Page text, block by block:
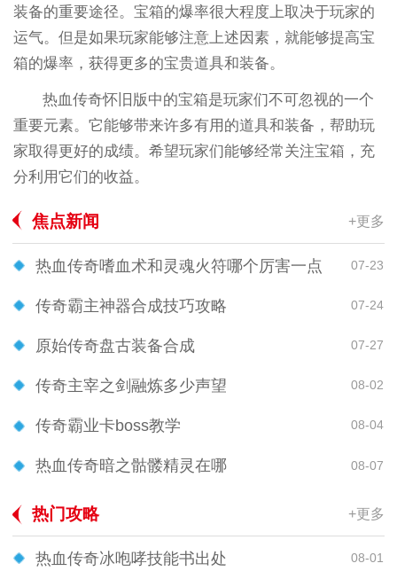
装备的重要途径。宝箱的爆率很大程度上取决于玩家的
运气。但是如果玩家能够注意上述因素，就能够提高宝
箱的爆率，获得更多的宝贵道具和装备。
热血传奇怀旧版中的宝箱是玩家们不可忽视的一个
重要元素。它能够带来许多有用的道具和装备，帮助玩
家取得更好的成绩。希望玩家们能够经常关注宝箱，充
分利用它们的收益。
焦点新闻 +更多
热血传奇嗜血术和灵魂火符哪个厉害一点 07-23
传奇霸主神器合成技巧攻略 07-24
原始传奇盘古装备合成 07-27
传奇主宰之剑融炼多少声望 08-02
传奇霸业卡boss教学 08-04
热血传奇暗之骷髅精灵在哪 08-07
热门攻略 +更多
热血传奇冰咆哮技能书出处 08-01